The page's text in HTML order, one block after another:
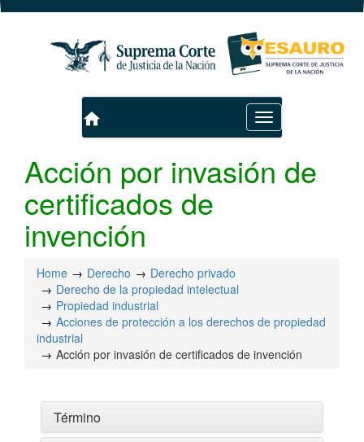
Toggle
navigation
home
Acción por invasión de
certificados de
invención
Home Derecho
Derecho privado
Derecho de la propiedad intelectual
Propiedad industrial
Acciones de protección a los derechos de propiedad
industrial
Acción por invasión de certificados de invención
Término